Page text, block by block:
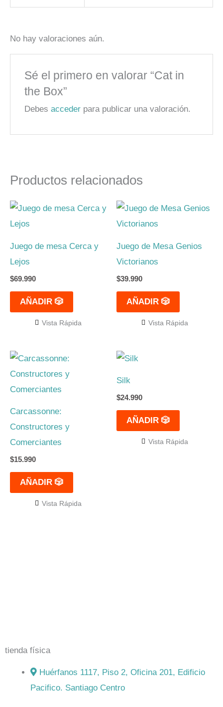
No hay valoraciones aún.
Sé el primero en valorar “Cat in
the Box”
Debesacceder para publicar una valoración.
Productos relacionados
Juego de mesa Cerca y
Lejos
$69.990
AÑADIR 🎲
Vista Rápida
Juego de Mesa Genios
Victorianos
$39.990
AÑADIR 🎲
Vista Rápida
Carcassonne:
Constructores y
Comerciantes
$15.990
AÑADIR 🎲
Vista Rápida
Silk
$24.990
AÑADIR 🎲
Vista Rápida
tienda física
Huérfanos 1117, Piso 2, Oficina 201, Edificio
Pacifico. Santiago Centro